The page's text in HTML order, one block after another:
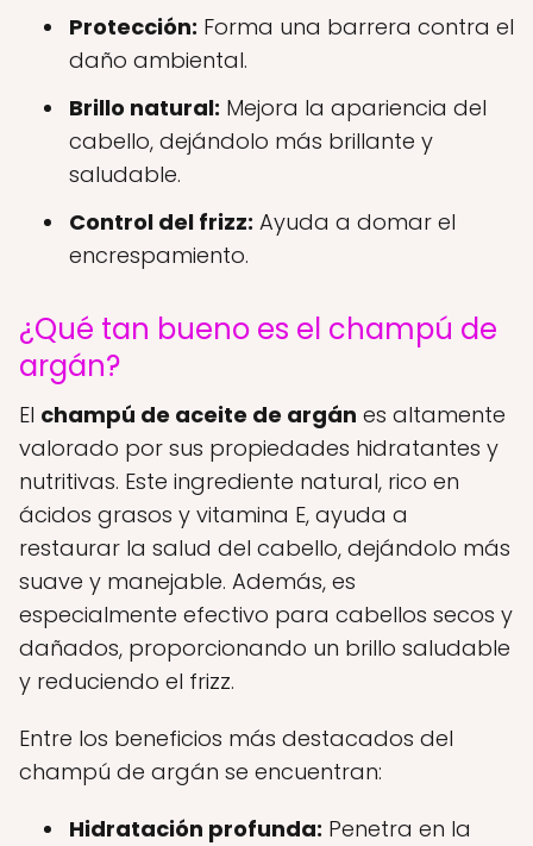
Protección: Forma una barrera contra el
daño ambiental.
Brillo natural: Mejora la apariencia del
cabello, dejándolo más brillante y
saludable.
Control del frizz: Ayuda a domar el
encrespamiento.
¿Qué tan bueno es el champú de
argán?
El champú de aceite de argán es altamente
valorado por sus propiedades hidratantes y
nutritivas. Este ingrediente natural, rico en
ácidos grasos y vitamina E, ayuda a
restaurar la salud del cabello, dejándolo más
suave y manejable. Además, es
especialmente efectivo para cabellos secos y
dañados, proporcionando un brillo saludable
y reduciendo el frizz.
Entre los beneficios más destacados del
champú de argán se encuentran:
Hidratación profunda: Penetra en la